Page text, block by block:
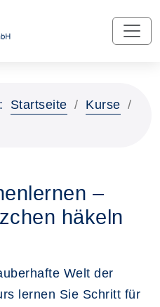
Startseite
Kurse
–
häkeln
Welt der
lernen Sie Schritt für